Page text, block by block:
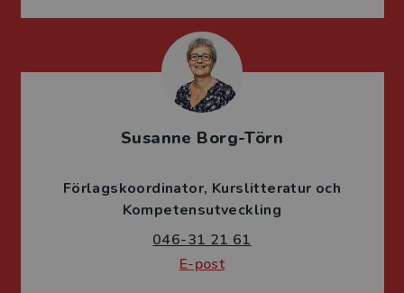
Susanne Borg-Törn
Förlagskoordinator Kurslitteratur och
Kompetensutveckling
046-31 21 61
E-post